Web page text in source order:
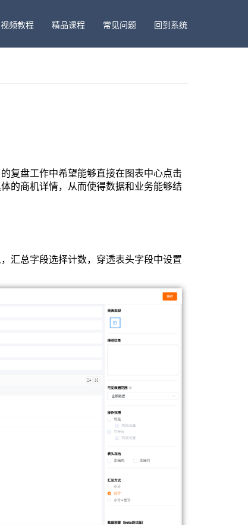
视频教程 精品课程 常见问题 回到系统
复盘工作中希望能够直接在图表中心点击
的商机详情，从而使得数据和业务能够结
汇总字段选择计数，穿透表头字段中设置